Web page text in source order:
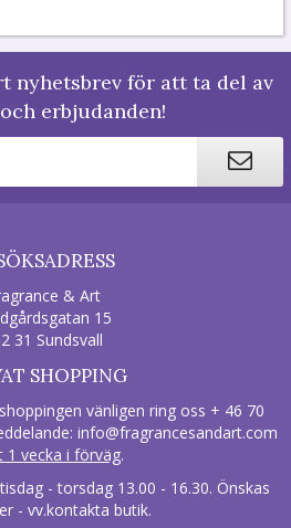
nyhetsbrev för att ta del av
erbjudanden!
& Art
15
31 Sundsvall
SHOPPING
vänligen ring oss + 46 70
info@fragrancesandart.com
1 vecka i förväg.
- torsdag 13.00 - 16.30. Önskas
- vv.kontakta butik.